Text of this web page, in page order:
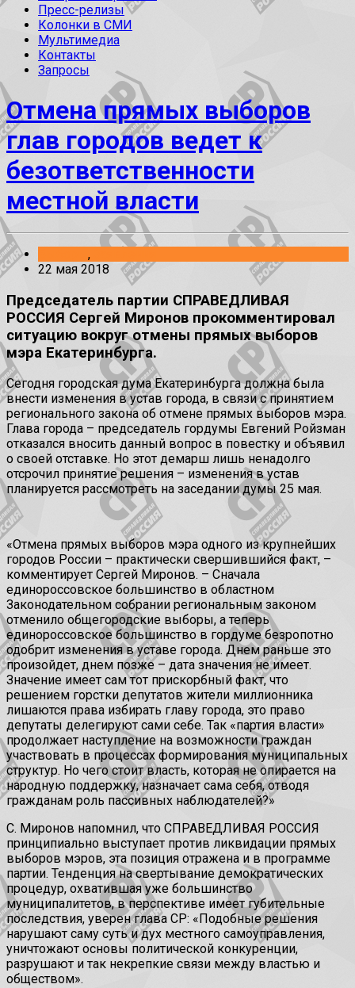
Пресс-релизы
Колонки в СМИ
Мультимедиа
Контакты
Запросы
Отмена прямых выборов
глав городов ведет к
безответственности
местной власти
,
22 мая 2018
Председатель партии СПРАВЕДЛИВАЯ
РОССИЯ Сергей Миронов прокомментировал
ситуацию вокруг отмены прямых выборов
мэра Екатеринбурга.
Сегодня городская дума Екатеринбурга должна была
внести изменения в устав города, в связи с принятием
регионального закона об отмене прямых выборов мэра.
Глава города – председатель гордумы Евгений Ройзман
отказался вносить данный вопрос в повестку и объявил
о своей отставке. Но этот демарш лишь ненадолго
отсрочил принятие решения – изменения в устав
планируется рассмотреть на заседании думы 25 мая.
«Отмена прямых выборов мэра одного из крупнейших
городов России – практически свершившийся факт, –
комментирует Сергей Миронов. – Сначала
единороссовское большинство в областном
Законодательном собрании региональным законом
отменило общегородские выборы, а теперь
единороссовское большинство в гордуме безропотно
одобрит изменения в уставе города. Днем раньше это
произойдет, днем позже – дата значения не имеет.
Значение имеет сам тот прискорбный факт, что
решением горстки депутатов жители миллионника
лишаются права избирать главу города, это право
депутаты делегируют сами себе. Так «партия власти»
продолжает наступление на возможности граждан
участвовать в процессах формирования муниципальных
структур. Но чего стоит власть, которая не опирается на
народную поддержку, назначает сама себя, отводя
гражданам роль пассивных наблюдателей?»
С. Миронов напомнил, что СПРАВЕДЛИВАЯ РОССИЯ
принципиально выступает против ликвидации прямых
выборов мэров, эта позиция отражена и в программе
партии. Тенденция на свертывание демократических
процедур, охватившая уже большинство
муниципалитетов, в перспективе имеет губительные
последствия, уверен глава СР: «Подобные решения
нарушают саму суть и дух местного самоуправления,
уничтожают основы политической конкуренции,
разрушают и так некрепкие связи между властью и
обществом».